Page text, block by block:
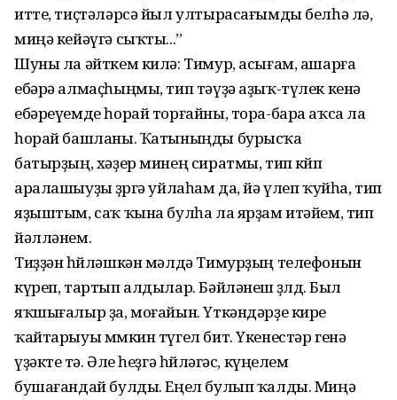
итте, тиҫтә­ләрсә йыл ултырасағымды белһә лә,
миңә кейәүгә сыҡты...”
Шуны ла әйткем килә: Тимур, асығам, ашарға
ебәрә алмаҫһыңмы, тип тәүҙә аҙыҡ-түлек кенә
ебәреүемде һорай тор­ғайны, тора-бара аҡса ла
һорай башланы. Ҡатыныңды бурысҡа
батырҙың, хәҙер минең сиратмы, тип көйөп
аралашыуҙы өҙөргә уйлаһам да, йә үлеп ҡуйһа, тип
яҙыштым, саҡ ҡына булһа ла ярҙам итәйем, тип
йәлләнем.
Тиҙҙән һөйләшкән мәлдә Тимурҙың телефонын
күреп, тартып алдылар. Бәй­ләнеш өҙөлдө. Был
яҡшығалыр ҙа, моға­йын. Үткәндәрҙе кире
ҡайтарыуы мөмкин түгел бит. Үкенестәр генә
үҙәкте өтә. Әле һеҙгә һөйләгәс, күңелем
бушағандай булды. Еңел булып ҡалды. Миңә